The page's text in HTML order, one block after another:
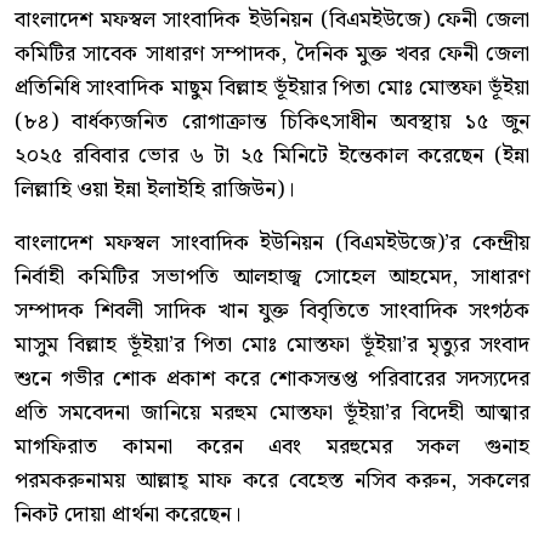
বাংলাদেশ মফস্বল সাংবাদিক ইউনিয়ন (বিএমইউজে) ফেনী জেলা
কমিটির সাবেক সাধারণ সম্পাদক, দৈনিক মুক্ত খবর ফেনী জেলা
প্রতিনিধি সাংবাদিক মাছুম বিল্লাহ ভূঁইয়ার পিতা মোঃ মোস্তফা ভূঁইয়া
(৮৪) বার্ধক্যজনিত রোগাক্রান্ত চিকিৎসাধীন অবস্থায় ১৫ জুন
২০২৫ রবিবার ভোর ৬ টা ২৫ মিনিটে ইন্তেকাল করেছেন (ইন্না
লিল্লাহি ওয়া ইন্না ইলাইহি রাজিউন)।
বাংলাদেশ মফস্বল সাংবাদিক ইউনিয়ন (বিএমইউজে)’র কেন্দ্রীয়
নির্বাহী কমিটির সভাপতি আলহাজ্ব সোহেল আহমেদ, সাধারণ
সম্পাদক শিবলী সাদিক খান যুক্ত বিবৃতিতে সাংবাদিক সংগঠক
মাসুম বিল্লাহ ভূঁইয়া’র পিতা মোঃ মোস্তফা ভূঁইয়া’র মৃত্যুর সংবাদ
শুনে গভীর শোক প্রকাশ করে শোকসন্তপ্ত পরিবারের সদস্যদের
প্রতি সমবেদনা জানিয়ে মরহুম মোস্তফা ভূঁইয়া’র বিদেহী আত্মার
মাগফিরাত কামনা করেন এবং মরহুমের সকল গুনাহ
পরমকরুনাময় আল্লাহ্ মাফ করে বেহেস্ত নসিব করুন, সকলের
নিকট দোয়া প্রার্থনা করেছেন।